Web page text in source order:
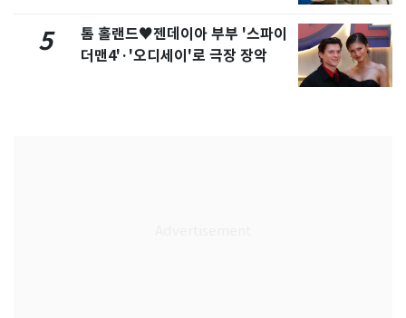
5
톰 홀랜드♥젠데이아 부부 '스파이
더맨4'·'오디세이'로 극장 장악